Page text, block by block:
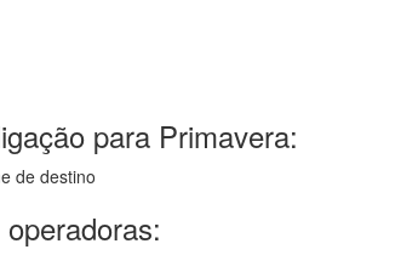
para Primavera:
de destino